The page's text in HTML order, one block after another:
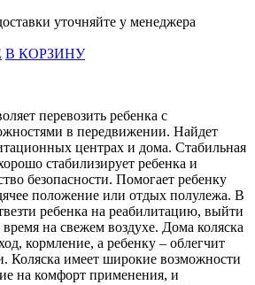
уточняйте у менеджера
В КОРЗИНУ
перевозить ребенка с
в передвижении. Найдет
центрах и дома. Стабильная
стабилизирует ребенка и
безопасности. Помогает ребенку
положение или отдых полулежа. В
ребенка на реабилитацию, выйти
на свежем воздухе. Дома коляска
кормление, а ребенку – облегчит
Коляска имеет широкие возможности
на комфорт применения, и